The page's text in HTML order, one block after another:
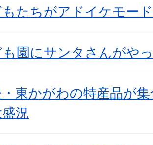
たちがアドイケモー
も園にサンタさんがや
東かがわの特産品が
況